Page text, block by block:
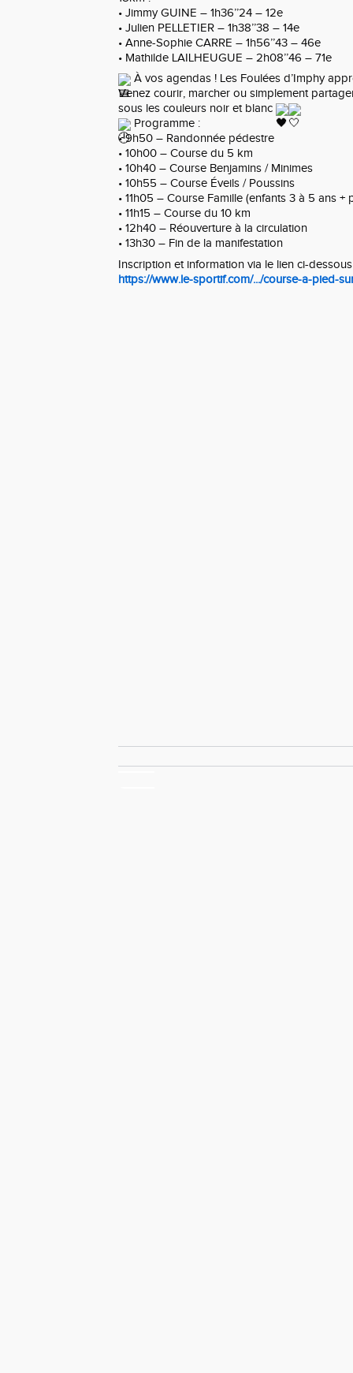
• Jimmy GUINE – 1h36’’24 – 12e
• Julien PELLETIER – 1h38’’38 – 14e
• Anne-Sophie CARRE – 1h56’’43 – 46e
• Mathilde LAILHEUGUE – 2h08’’46 – 71e
À vos agendas ! Les Foulées d’Imphy
Venez courir, marcher ou simplement
sous les couleurs noir et blanc
Programme :
• 9h50 – Randonnée pédestre
• 10h00 – Course du 5 km
• 10h40 – Course Benjamins / Minimes
• 10h55 – Course Éveils / Poussins
• 11h05 – Course Famille (enfants 3 à 5 ans +
• 11h15 – Course du 10 km
• 12h40 – Réouverture à la circulation
• 13h30 – Fin de la manifestation
Inscription et information via le lien ci-
https://www.le-sportif.com/.../course-a-pied-